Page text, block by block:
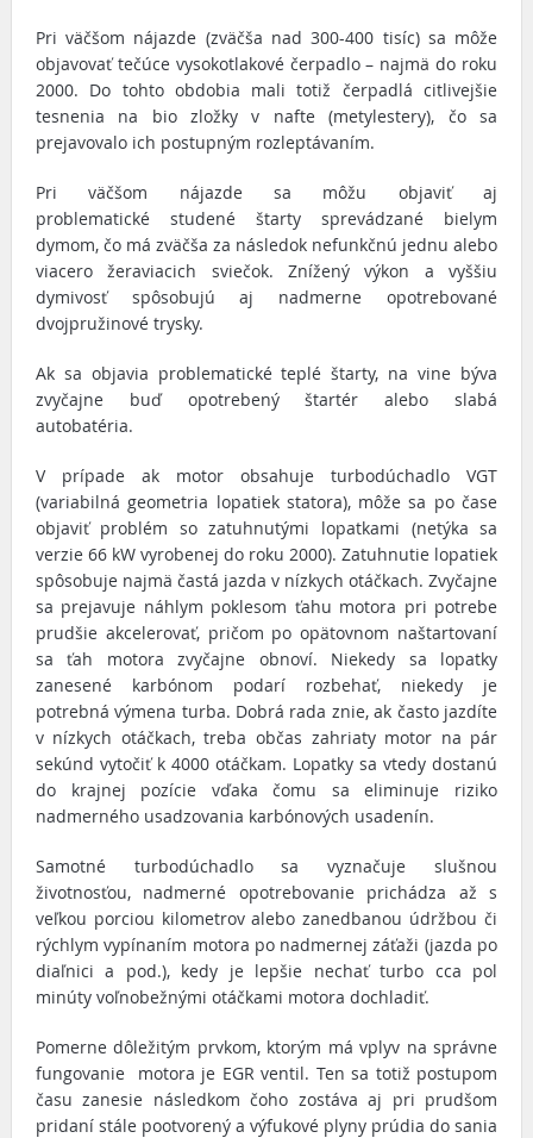
Pri väčšom nájazde (zväčša nad 300-400 tisíc) sa môže
objavovať tečúce vysokotlakové čerpadlo – najmä do roku
2000. Do tohto obdobia mali totiž čerpadlá citlivejšie
tesnenia na bio zložky v nafte (metylestery), čo sa
prejavovalo ich postupným rozleptávaním.
Pri väčšom nájazde sa môžu objaviť aj
problematické studené štarty sprevádzané bielym
dymom, čo má zväčša za následok nefunkčnú jednu alebo
viacero žeraviacich sviečok. Znížený výkon a vyššiu
dymivosť spôsobujú aj nadmerne opotrebované
dvojpružinové trysky.
Ak sa objavia problematické teplé štarty, na vine býva
zvyčajne buď opotrebený štartér alebo slabá
autobatéria.
V prípade ak motor obsahuje turbodúchadlo VGT
(variabilná geometria lopatiek statora), môže sa po čase
objaviť problém so zatuhnutými lopatkami (netýka sa
verzie 66 kW vyrobenej do roku 2000). Zatuhnutie lopatiek
spôsobuje najmä častá jazda v nízkych otáčkach. Zvyčajne
sa prejavuje náhlym poklesom ťahu motora pri potrebe
prudšie akcelerovať, pričom po opätovnom naštartovaní
sa ťah motora zvyčajne obnoví. Niekedy sa lopatky
zanesené karbónom podarí rozbehať, niekedy je
potrebná výmena turba. Dobrá rada znie, ak často jazdíte
v nízkych otáčkach, treba občas zahriaty motor na pár
sekúnd vytočiť k 4000 otáčkam. Lopatky sa vtedy dostanú
do krajnej pozície vďaka čomu sa eliminuje riziko
nadmerného usadzovania karbónových usadenín.
Samotné turbodúchadlo sa vyznačuje slušnou
životnosťou, nadmerné opotrebovanie prichádza až s
veľkou porciou kilometrov alebo zanedbanou údržbou či
rýchlym vypínaním motora po nadmernej záťaži (jazda po
diaľnici a pod.), kedy je lepšie nechať turbo cca pol
minúty voľnobežnými otáčkami motora dochladiť.
Pomerne dôležitým prvkom, ktorým má vplyv na správne
fungovanie motora je EGR ventil. Ten sa totiž postupom
času zanesie následkom čoho zostáva aj pri prudšom
pridaní stále pootvorený a výfukové plyny prúdia do sania